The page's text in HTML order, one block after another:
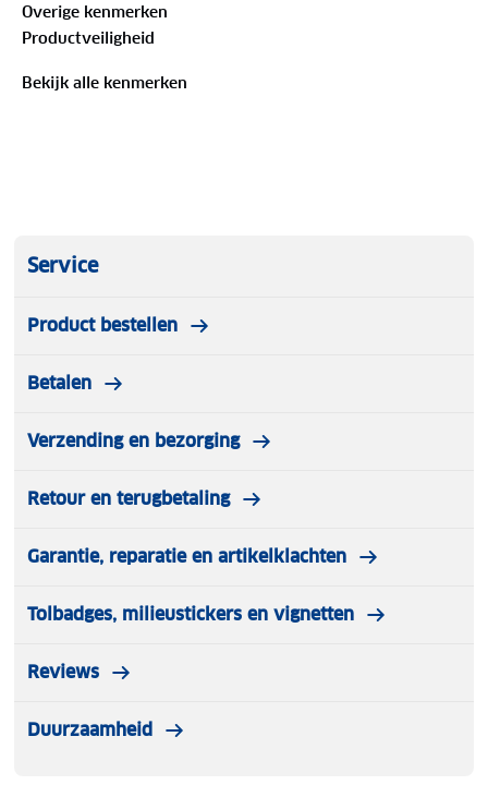
Overige kenmerken
Productveiligheid
Bekijk alle kenmerken
Service
Product bestellen
Betalen
Verzending en bezorging
Retour en terugbetaling
Garantie, reparatie en artikelklachten
Tolbadges, milieustickers en vignetten
Reviews
Duurzaamheid